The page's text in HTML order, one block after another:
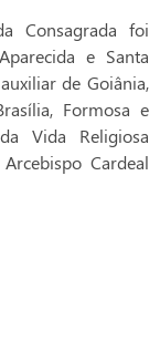
Consagrada foi
e Santa
de Goiânia,
Formosa e
Vida Religiosa
Cardeal